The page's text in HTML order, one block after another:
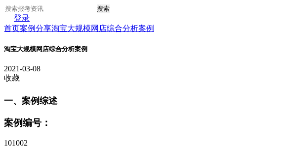
搜索
登录
首页案例分享淘宝大规模网店综合分析案例
淘宝大规模网店综合分析案例
2021-03-08
收藏
一、案例综述
案例编号：
101002